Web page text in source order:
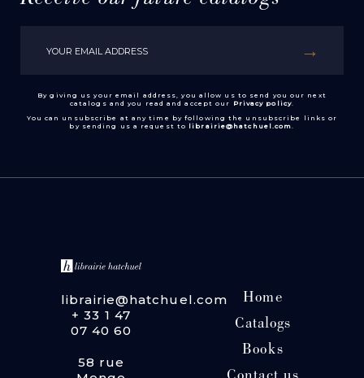
By giving us your email address, you allow us to send you our next
catalogs and you read and accept our Privacy policy
You can unsubscribe at any time by following the unsubscribe links or
by sending us a request to librairie@hatchuel.com
librairie@hatchuel.com
+ 33 1 47
07 40 60
58 rue
Home
Catalogs
Books